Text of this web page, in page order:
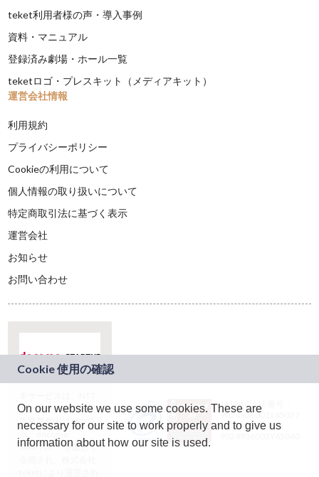
teket利用者様の声・導入事例
資料・マニュアル
登録済み劇場・ホール一覧
teketロゴ・プレスキット（メディアキット）
運営会社情報
利用規約
プライバシーポリシー
Cookieの利用について
個人情報の取り扱いについて
特定商取引法に基づく表示
運営会社
お知らせ
お問い合わせ
ドコモグループの新
規事業創出プログラ
ム「docomo
STARTUP」を通じて
JASRAC許諾番号：
9024936001Y45037
JASRAC許諾番号：
On our website we use some cookies. These are
necessary for our site to work properly and to give us
information about how our site is used.